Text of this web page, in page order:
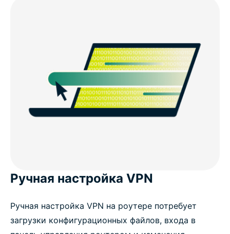
Ручная настройка VPN
Ручная настройка VPN на роутере потребует
загрузки конфигурационных файлов, входа в